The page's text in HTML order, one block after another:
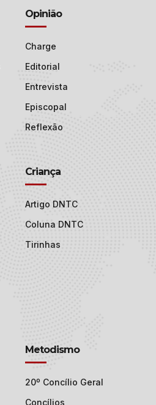
Opinião
Charge
Editorial
Entrevista
Episcopal
Reflexão
Criança
Artigo DNTC
Coluna DNTC
Tirinhas
Metodismo
20º Concílio Geral
Concílios